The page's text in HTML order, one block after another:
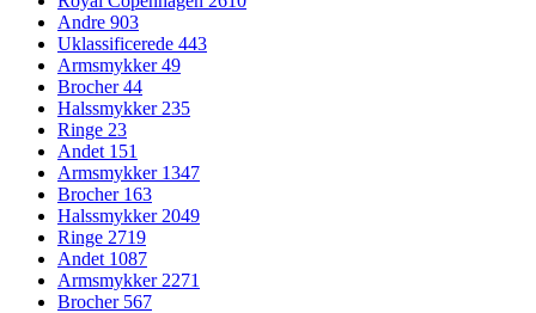
Andre 903
Uklassificerede 443
Armsmykker49
Brocher44
Halssmykker235
Ringe 23
Andet 151
Armsmykker 1347
Brocher 163
Halssmykker2049
Ringe 2719
Andet 1087
Armsmykker2271
Brocher 567